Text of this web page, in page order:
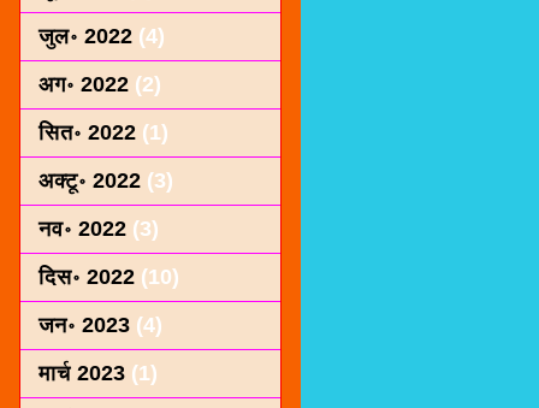
जुल॰ 2022 (4)
अग॰ 2022 (2)
सित॰ 2022 (1)
अक्टू॰ 2022 (3)
नव॰ 2022 (3)
दिस॰ 2022 (10)
जन॰ 2023 (4)
मार्च 2023 (1)